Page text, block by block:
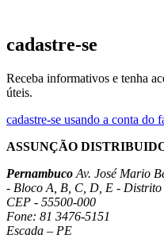
cadastre-se
Receba informativos e tenha
úteis.
cadastre-se usando a conta do
ASSUNÇÃO
Pernambuco Av. José Mario
- Bloco A, B, C, D, E - Distrito
CEP - 55500-000
Fone: 81 3476-5151
Escada – PE